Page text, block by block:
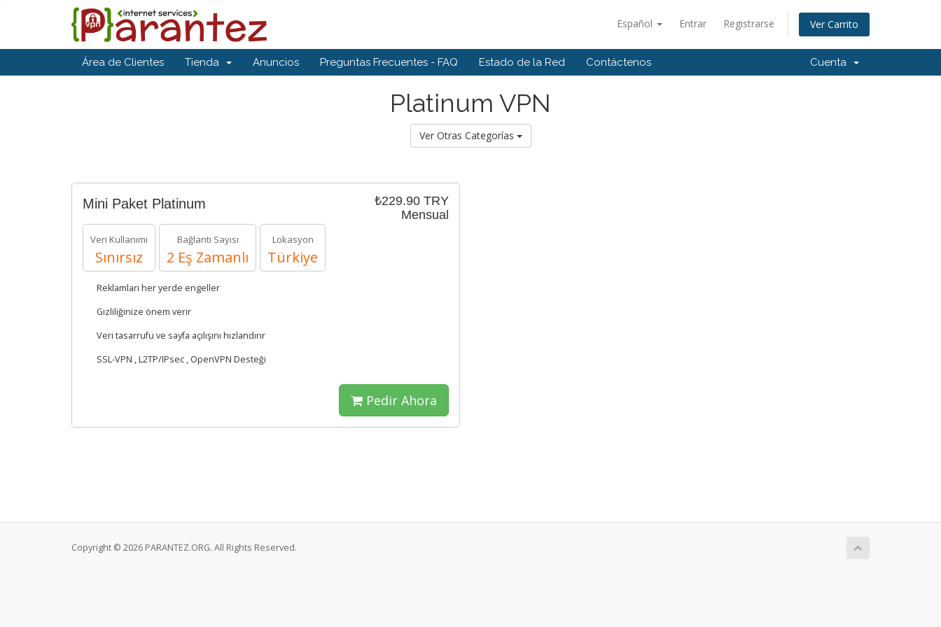
Español Entrar Registrarse Ver Carrito
Área de Clientes Tienda Anuncios Preguntas Frecuentes - FAQ Estado de la Red Contáctenos Cuenta
Platinum VPN
Ver Otras Categorías
₺229.90 TRY
Mensual
Mini Paket Platinum
Veri Kullanımı
Sınırsız
Bağlantı Sayısı
2 Eş Zamanlı
Lokasyon
Türkiye
Reklamları her yerde engeller
Gizliliğinize önem verir
Veri tasarrufu ve sayfa açılışını hızlandırır
SSL-VPN , L2TP/IPsec , OpenVPN Desteği
Pedir Ahora
Copyright © 2026 PARANTEZ.ORG. All Rights Reserved.